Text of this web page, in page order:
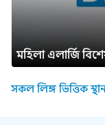
মহিলা এলার্জি
সকল লিঙ্গ ভিত্তিক